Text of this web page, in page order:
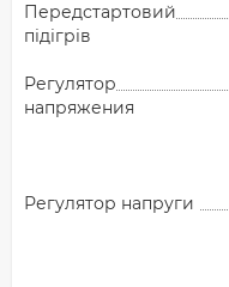
Передстартовий
підігрів
Регулятор
напряжения
Регулятор напруги